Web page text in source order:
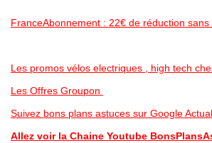
FranceAbonnement : 22€ de réduction sans
Les promos vélos electriques , high tech
Les Offres Groupon
Suivez bons plans astuces sur Google
Allez voir la Chaine Youtube